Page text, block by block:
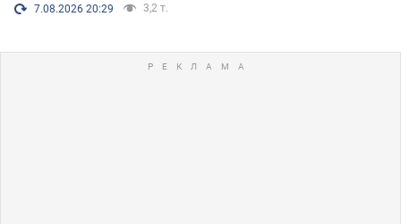
7.08.2026 20:29 3,2 т.